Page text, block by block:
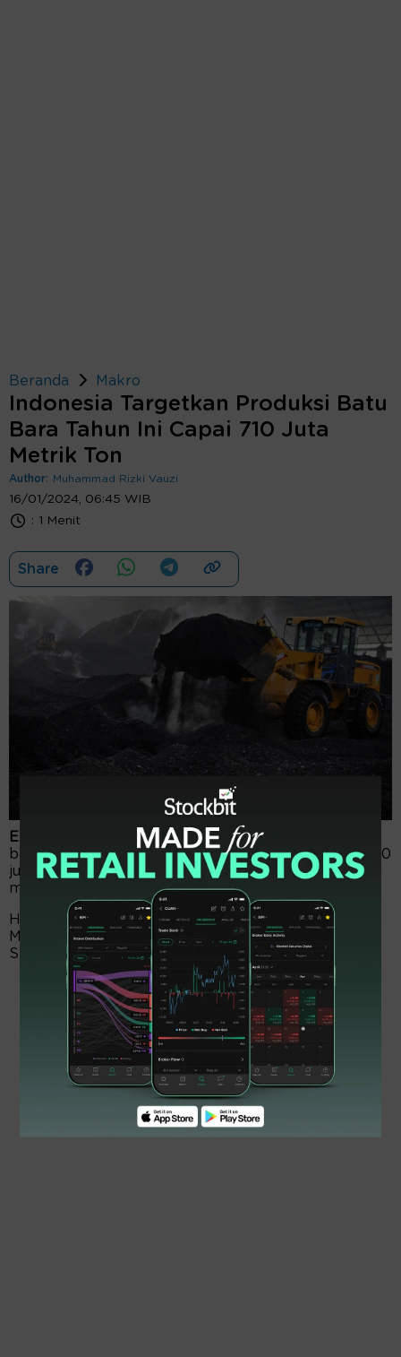
Beranda Makro
Indonesia Targetkan Produksi Batu
Bara Tahun Ini Capai 710 Juta
Metrik Ton
Author: Muhammad Rizki Vauzi
16/01/2024, 06:45 WIB
: 1 Menit
Share
EmitenNews.com -Indonesia, salah satu eksportir
batu bara termal terbesar, menargetkan produksi 710
juta metrik ton batu bara pada 2024, setelah
mencatat rekor output tahun lalu.
Hal itu diungkap Menteri Energi dan Sumber Daya
Mineral, Arifin Tasrif, kepada wartawan, di Jakarta,
Senin (15/1).